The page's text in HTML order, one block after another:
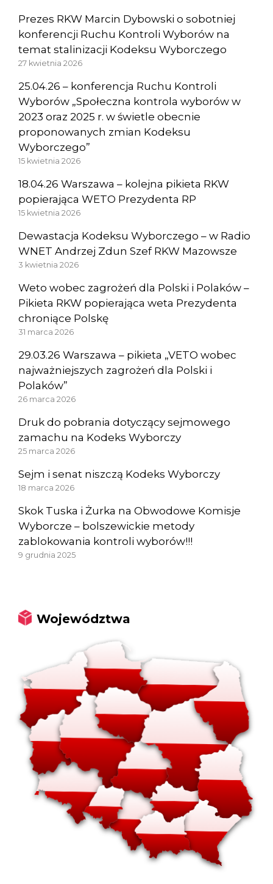
Prezes RKW Marcin Dybowski o sobotniej
konferencji Ruchu Kontroli Wyborów na
temat stalinizacji Kodeksu Wyborczego
27 kwietnia 2026
25.04.26 – konferencja Ruchu Kontroli
Wyborów „Społeczna kontrola wyborów w
2023 oraz 2025 r. w świetle obecnie
proponowanych zmian Kodeksu
Wyborczego”
15 kwietnia 2026
18.04.26 Warszawa – kolejna pikieta RKW
popierająca WETO Prezydenta RP
15 kwietnia 2026
Dewastacja Kodeksu Wyborczego – w Radio
WNET Andrzej Zdun Szef RKW Mazowsze
3 kwietnia 2026
Weto wobec zagrożeń dla Polski i Polaków –
Pikieta RKW popierająca weta Prezydenta
chroniące Polskę
31 marca 2026
29.03.26 Warszawa – pikieta „VETO wobec
najważniejszych zagrożeń dla Polski i
Polaków”
26 marca 2026
Druk do pobrania dotyczący sejmowego
zamachu na Kodeks Wyborczy
25 marca 2026
Sejm i senat niszczą Kodeks Wyborczy
18 marca 2026
Skok Tuska i Żurka na Obwodowe Komisje
Wyborcze – bolszewickie metody
zablokowania kontroli wyborów!!!
9 grudnia 2025
Województwa